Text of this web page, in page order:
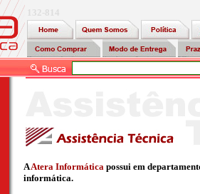
AAtera Informática possui em
informática.